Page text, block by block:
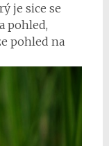
je sice se
pohled,
pohled na